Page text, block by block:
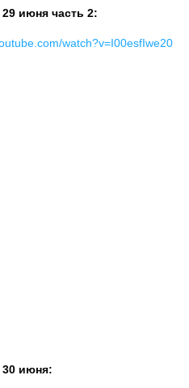
июня часть 2:
watch?v=I00esfIwe20
30 июня: